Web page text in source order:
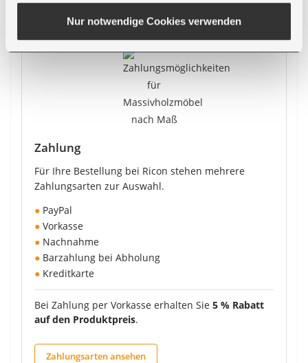
Nur notwendige Cookies verwenden
Zahlung
Für Ihre Bestellung bei Ricon stehen mehrere
Zahlungsarten zur Auswahl.
● PayPal
● Vorkasse
● Nachnahme
● Barzahlung bei Abholung
● Kreditkarte
Bei Zahlung per Vorkasse erhalten Sie 5 % Rabatt
auf den Produktpreis.
Zahlungsarten ansehen